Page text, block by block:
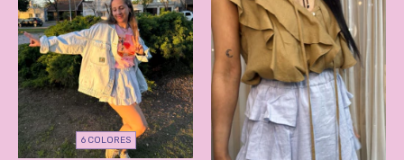
6 COLORES